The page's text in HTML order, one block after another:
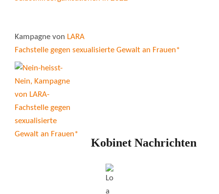
Kampagne von LARA
Fachstelle gegen sexualisierte Gewalt an Frauen*
Kobinet Nachrichten